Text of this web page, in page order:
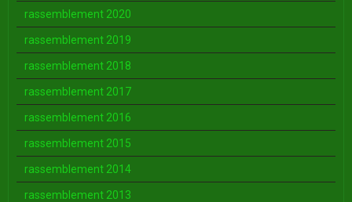
rassemblement 2020
rassemblement 2019
rassemblement 2018
rassemblement 2017
rassemblement 2016
rassemblement 2015
rassemblement 2014
rassemblement 2013